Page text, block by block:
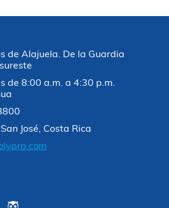
de Alajuela. De la Guardia
de 8:00 a.m. a 4:30 p.m.
José, Costa Rica